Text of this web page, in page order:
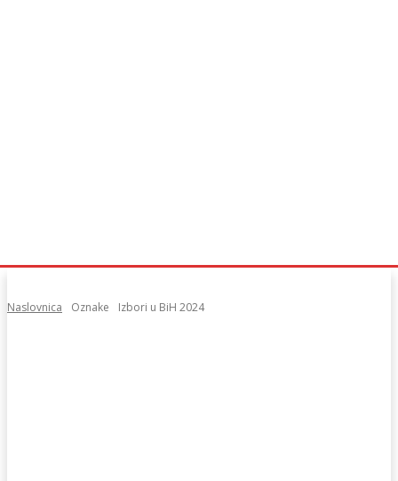
Naslovnica Oznake Izbori u BiH 2024